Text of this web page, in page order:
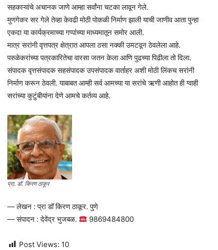
सहकाऱ्यांचे अचानक जाणे आम्हा सर्वांना चटका लावून गेले.
मुणगेकर सर गेले तेव्हा केवढी मोठी पोकळी निर्माण झाली याची जाणीव आता पुन्हा
एकदा या कार्यक्रमाच्या गप्पांच्या माध्यमातून समोर आली.
मात्र सरांनी वृत्तपत्र क्षेत्रात आपला ठसा नक्की उमटवून ठेवलेला आहे.
परुळेकरांच्या पत्रकारितेचा वारसा जतन केला आणि पुढच्या पिढीला तो दिला.
संपादक वृत्तसंपादक सहसंपादक उपसंपादक वार्ताहर अशी मोठी लिंकच सरांनी
निर्माण करून ठेवली. याबाबत आम्ही सर्व आमच्या या सरांचे ऋणी आहोत ही ग्वाही
सरांच्या कुटुंबीयांना देणे आमचे कर्तव्य आहे.
प्रा. डॉ. किरण ठाकूर
— लेखन : प्रा डॉ किरण ठाकूर. पुणे
— संपादन : देवेंद्र भुजबळ.
9869484800
Post Views: 10